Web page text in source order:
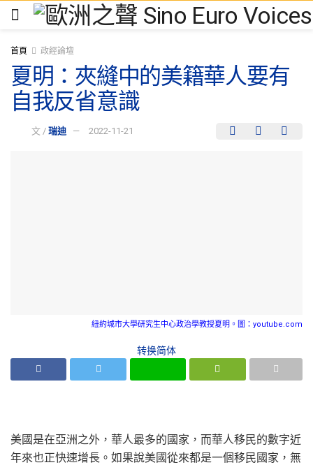
首頁 政經論壇
夏明：夾縫中的美籍華人要有
自我反省意識
文 / 瑞迪 2022-11-21
紐約城市大學研究生中心政治學教授夏明。圖：youtube.com
转换简体
美國是在亞洲之外，華人最多的國家，而華人移民的數字近
年來也正快速增長。如果說美國從來都是一個移民國家，無